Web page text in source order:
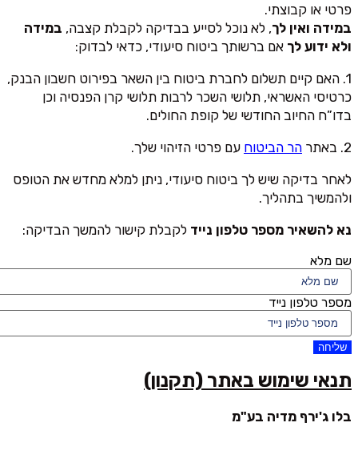
פרטי או קבוצתי.
במידה ואין לך, לא נוכל לסייע בבדיקה לקבלת קצבה, במידה
ולא ידוע לך אם ברשותך ביטוח סיעודי, כדאי לבדוק:
1. האם קיים תשלום לחברת ביטוח בין השאר בפירוט חשבון הבנק,
כרטיסי האשראי, תלושי השכר לרבות תלושי קרן הפנסיה וכן
בדו”ח החיוב החודשי של קופת החולים.
2. באתר
הר הביטוח עם פרטי הזיהוי שלך.
לאחר בדיקה שיש לך ביטוח סיעודי, ניתן למלא מחדש את הטופס
ולהמשיך בתהליך.
נא להשאיר מספר טלפון נייד לקבלת קישור להמשך הבדיקה:
שם מלא
מספר טלפון נייד
שליחה
תנאי שימוש באתר (תקנון)
בלו ג'ירף מדיה בע"מ